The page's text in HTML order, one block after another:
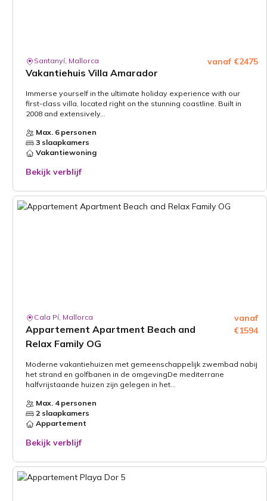
Santanyí, Mallorca
Vakantiehuis Villa Amarador
vanaf €2475
Immerse yourself in the ultimate holiday experience with our
first-class villa, located right on the stunning coastline. Built in
2008 and extensively...
Max. 6 personen
3 slaapkamers
Vakantiewoning
Bekijk verblijf
Cala Pí, Mallorca
Appartement Apartment Beach and
Relax Family OG
vanaf
€1594
Moderne vakantiehuizen met gemeenschappelijk zwembad nabij
het strand en golfbanen in de omgevingDe mediterrane
halfvrijstaande huizen zijn gelegen in het...
Max. 4 personen
2 slaapkamers
Appartement
Bekijk verblijf